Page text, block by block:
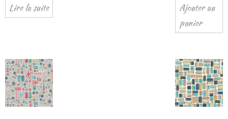
Lire la suite
Ajouter au
panier